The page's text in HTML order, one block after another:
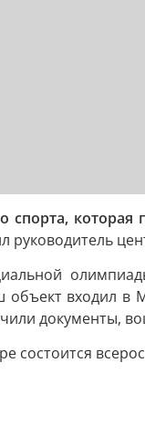
входил в
документы,
состоится